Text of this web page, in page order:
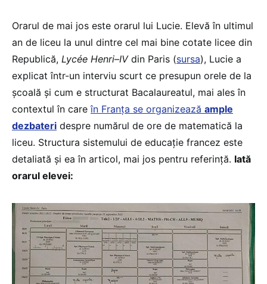
Orarul de mai jos este orarul lui Lucie. Elevă în ultimul
an de liceu la unul dintre cel mai bine cotate licee din
Republică, Lycée Henri–IVdin Paris (sursa), Lucie a
explicat într-un interviu scurt ce presupun orele de la
școală și cum e structurat Bacalaureatul, mai ales în
contextul în careîn Franța se organizează ample
dezbateri despre numărul de ore de matematică la
liceu. Structura sistemului de educație francez este
detaliată și ea în articol, mai jos pentru referință. Iată
orarul elevei: